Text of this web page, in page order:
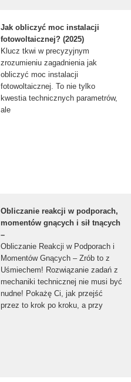
Jak obliczyć moc instalacji
fotowoltaicznej? (2025)
Klucz tkwi w precyzyjnym
zrozumieniu zagadnienia jak
obliczyć moc instalacji
fotowoltaicznej. To nie tylko
kwestia technicznych parametrów,
ale
Obliczanie reakcji w podporach,
momentów gnących i sił tnących
–
Obliczanie Reakcji w Podporach i
Momentów Gnących – Zrób to z
Uśmiechem! Rozwiązanie zadań z
mechaniki technicznej nie musi być
nudne! Pokażę Ci, jak przejść
przez to krok po kroku, a przy